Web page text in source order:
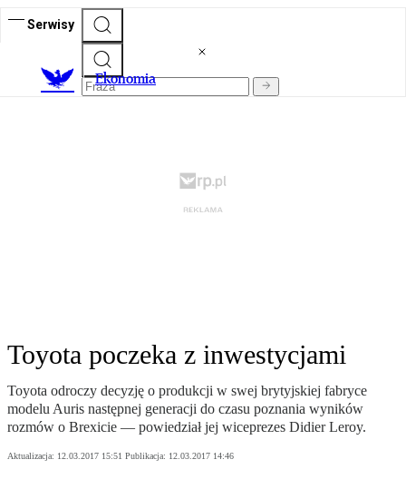
Serwisy
Ekonomia
Toyota poczeka z inwestycjami
Toyota odroczy decyzję o produkcji w swej brytyjskiej fabryce
modelu Auris następnej generacji do czasu poznania wyników
rozmów o Brexicie — powiedział jej wiceprezes Didier Leroy.
Aktualizacja: 12.03.2017 15:51 Publikacja: 12.03.2017 14:46